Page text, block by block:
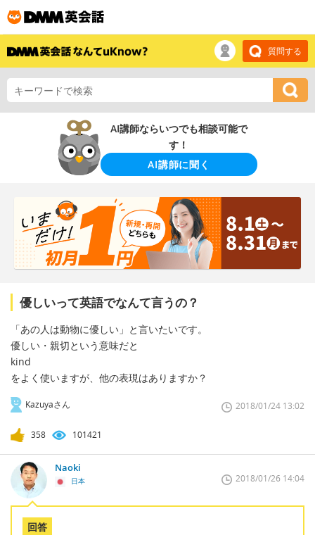
質問する
AI講師ならいつでも相談可能で
す！
AI講師に聞く
優しいって英語でなんて言うの？
「あの人は動物に優しい」と言いたいです。
優しい・親切という意味だと
kind
をよく使いますが、他の表現はありますか？
Kazuyaさん 2018/01/24 13:02
358 101421
Naoki
日本 2018/01/26 14:04
回答